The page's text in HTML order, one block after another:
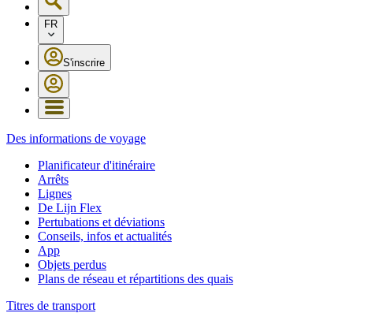
FR
S'inscrire
Des informations de voyage
Planificateur d'itinéraire
Arrêts
Lignes
De Lijn Flex
Pertubations et déviations
Conseils, infos et actualités
App
Objets perdus
Plans de réseau et répartitions des quais
Titres de transport